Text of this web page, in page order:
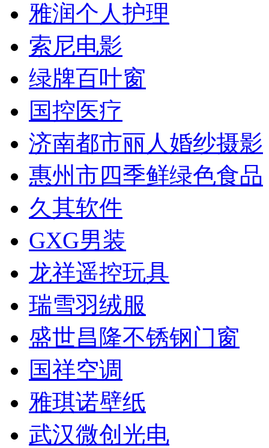
雅润个人护理
索尼电影
绿牌百叶窗
国控医疗
济南都市丽人婚纱摄影
惠州市四季鲜绿色食品
久其软件
GXG男装
龙祥遥控玩具
瑞雪羽绒服
盛世昌隆不锈钢门窗
国祥空调
雅琪诺壁纸
武汉微创光电